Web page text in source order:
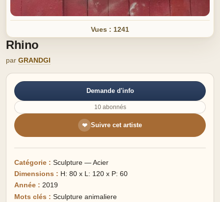
Vues : 1241
Rhino
par GRANDGI
Demande d'info
10 abonnés
❤ Suivre cet artiste
Catégorie : Sculpture — Acier
Dimensions : H: 80 x L: 120 x P: 60
Année : 2019
Mots clés : Sculpture animaliere